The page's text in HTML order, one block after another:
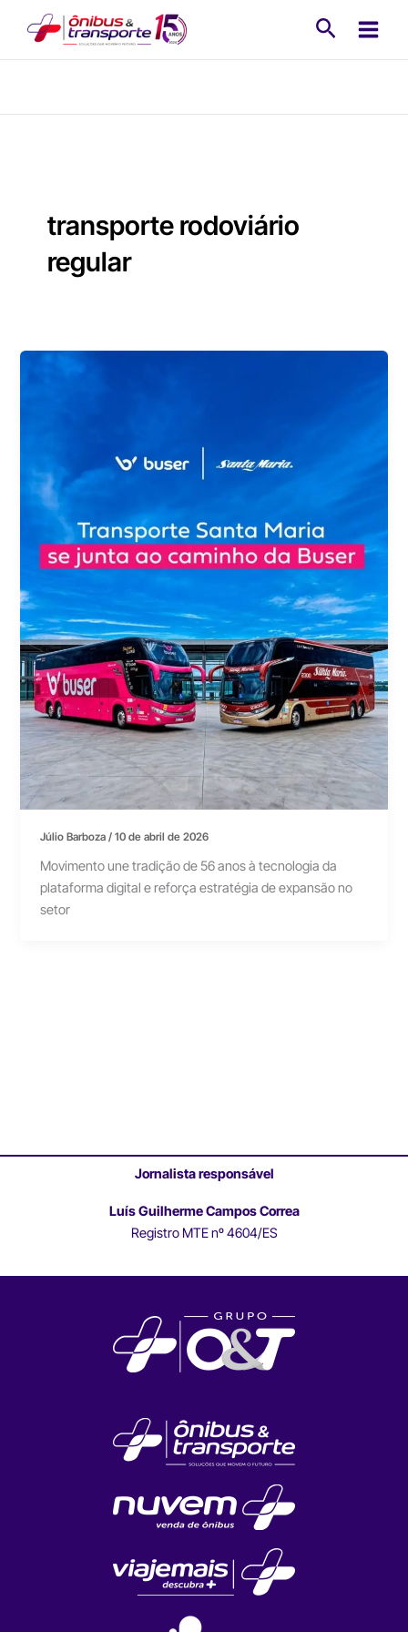
transporte rodoviário
regular
Júlio Barboza/10 de abril de 2026
Movimento une tradição de 56 anos à tecnologia da
plataforma digital e reforça estratégia de expansão no
setor
Jornalista responsável
Luís Guilherme Campos Correa
Registro MTE nº 4604/ES